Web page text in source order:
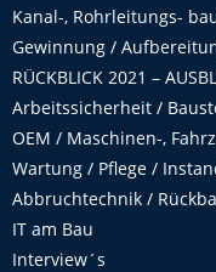
Kanal-, Rohrleitungs-
Gewinnung /
RÜCKBLICK 2021 –
Arbeitssicherheit /
OEM / Maschinen-,
Wartung / Pflege /
Abbruchtechnik /
IT am Bau
Interview´s